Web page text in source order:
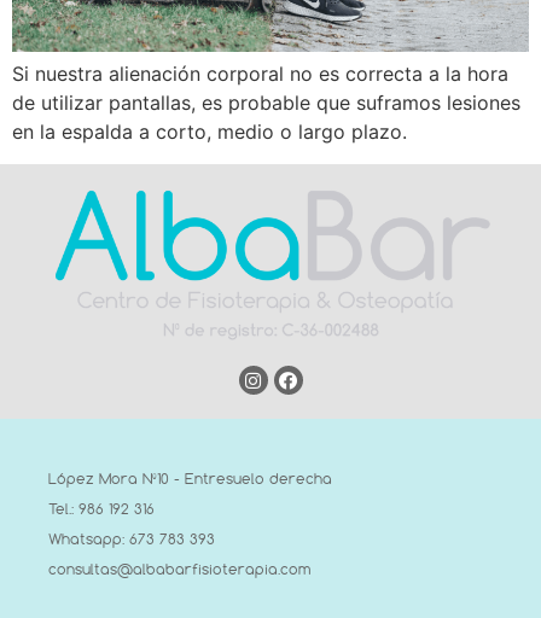
Si nuestra alienación corporal no es correcta a la hora
de utilizar pantallas, es probable que suframos lesiones
en la espalda a corto, medio o largo plazo.
López Mora Nº10 - Entresuelo derecha
Tel.: 986 192 316
Whatsapp: 673 783 393
consultas@albabarfisioterapia.com